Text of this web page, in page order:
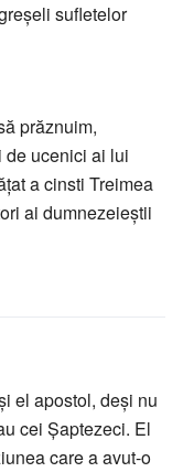
sufletelor
prăznuim,
de ucenici ai lui
a cinsti Treimea
ai dumnezeieștii
el apostol, deși nu
cei Șaptezeci. El
care a avut-o